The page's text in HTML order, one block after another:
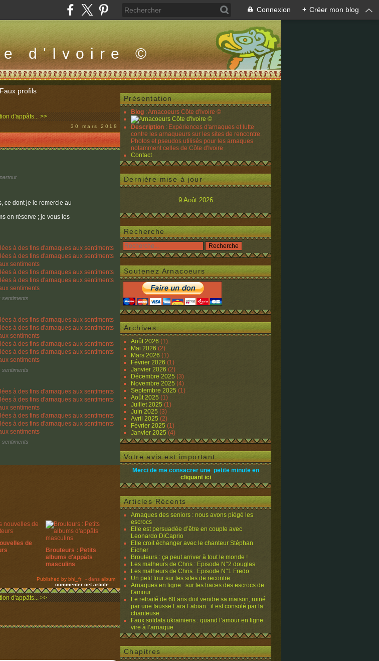
Connexion + Créer mon blog
d'Ivoire ©
Faux profils
d'appâts... >>
30 mars 2018
ce dont je le remercie au
en réserve ; je vous les
sentiments
sentiments
sentiments
de
Brouteurs : Petits
albums d'appâts
masculins
Published by bhl_fr - dans album
commenter cet article
d'appâts... >>
Présentation
Blog : Arnacoeurs Côte d'Ivoire ©
Description : Expériences d'arnaques et lutte
contre les arnaqueurs sur les sites de rencontre.
Photos et pseudos utilisés pour les arnaques
notamment celles de Côte d'Ivoire
Contact
Dernière mise à jour
9 Août 2026
Recherche
Soutenez Arnacoeurs
Archives
Août 2026 (1)
Mai 2026 (2)
Mars 2026 (1)
Février 2026 (1)
Janvier 2026 (2)
Décembre 2025 (3)
Novembre 2025 (4)
Septembre 2025 (1)
Août 2025 (1)
Juillet 2025 (1)
Juin 2025 (3)
Avril 2025 (2)
Février 2025 (1)
Janvier 2025 (4)
Votre avis est important
Merci de me consacrer une petite minute en
cliquant ici
Articles Récents
Arnaques des seniors : nous avons piégé les
escrocs
Elle est persuadée d’être en couple avec
Leonardo DiCaprio
Elle croit échanger avec le chanteur Stéphan
Eicher
Brouteurs : ça peut arriver à tout le monde !
Les malheurs de Chris : Episode N°2 douglas
Les malheurs de Chris : Episode N°1 Fredo
Un petit tour sur les sites de recontre
Arnaques en ligne : sur les traces des escrocs de
l'amour
Le retraité de 68 ans doit vendre sa maison, ruiné
par une fausse Lara Fabian : il est consolé par la
chanteuse
Faux soldats ukrainiens : quand l’amour en ligne
vire à l’arnaque
Chapitres